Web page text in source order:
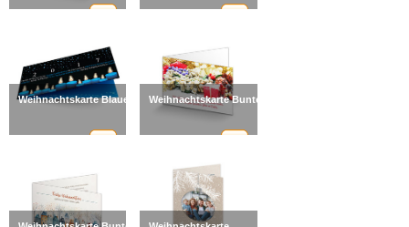
Weihnachtskarte Blaue LichterWeihnachtskarte Bunte Pracht